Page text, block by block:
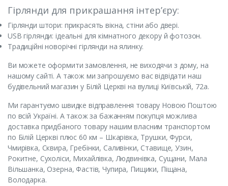
Гірлянди для прикрашання інтер’єру:
Гірлянди штори: прикрасять вікна, стіни або двері.
USB гірлянди: ідеальні для кімнатного декору й фотозон.
Традиційні новорічні гірлянди на ялинку.
Ви можете оформити замовлення, не виходячи з дому, на
нашому сайті. А також ми запрошуємо вас відвідати наш
будівельний магазин у Білій Церкві на вулиці Київській, 72а.
Ми гарантуємо швидке відправлення товару Новою Поштою
по всій Україні. А також за бажанням покупця можлива
доставка придбаного товару нашим власним транспортом
по Білій Церкві плюс 60 км – Шкарівка, Трушки, Фурси,
Чмирівка, Сквира, Гребінки, Саливінки, Ставище, Узин,
Рокитне, Сухоліси, Михайлівка, Людвинівка, Сущани, Мала
Вільшанка, Озерна, Фастів, Чупира, Пищики, Піщана,
Володарка.